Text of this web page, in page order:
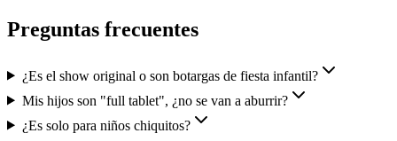
Preguntas frecuentes
¿Es el show original o son botargas de fiesta infantil?
Mis hijos son "full tablet", ¿no se van a aburrir?
¿Es solo para niños chiquitos?